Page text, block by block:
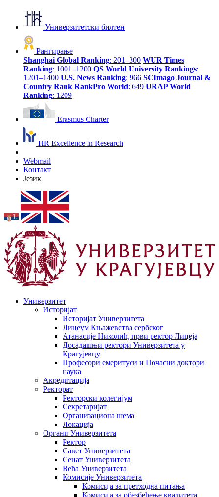
Универзитетски билтен
Рангирање
Shanghai Global Ranking: 201–300 WUR Times
Ranking: 1001–1200 QS World University Rankings:
1201–1400 U.S. News Ranking: 966 SCImago Journal &
Country Rank RankPro World: 649 URAP World
Ranking: 1209
Erasmus Charter
HR Excellence in Research
Webmail
Контакт
Језик
Универзитет
Историјат
Историјат Универзитета
Лицеум Књажевства сербског
Атанасије Николић, први ректор Лицеја
Досадашњи ректори Универзитета у
Крагујевцу
Професори емеритуси и Почасни доктори
наука
Акредитација
Ректорат
Ректорски колегијум
Секретаријат
Организациона шема
Локација
Органи Универзитета
Ректор
Савет Универзитета
Сенат Универзитета
Већа Универзитета
Комисије Универзитета
Комисија за претходна питања
Комисија за обезбеђење квалитета